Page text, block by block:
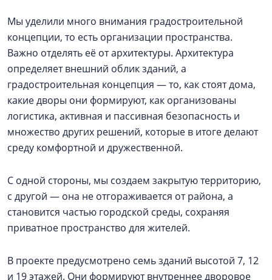
Мы уделили много внимания градостроительной
концепции, то есть организации пространства.
Важно отделять её от архитектуры. Архитектура
определяет внешний облик зданий, а
градостроительная концепция — то, как стоят дома,
какие дворы они формируют, как организованы
логистика, активная и пассивная безопасность и
множество других решений, которые в итоге делают
среду комфортной и дружественной.
С одной стороны, мы создаем закрытую территорию,
с другой — она не отгораживается от района, а
становится частью городской среды, сохраняя
приватное пространство для жителей.
В проекте предусмотрено семь зданий высотой 7, 12
и 19 этажей. Они формируют внутреннее дворовое